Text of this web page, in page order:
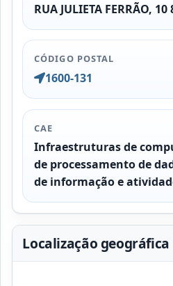
RUA JULIETA FERRÃO, 10
CÓDIGO POSTAL
1600-131
CAE
Infraestruturas de
de processamento de
de informação e
Localização geográfica